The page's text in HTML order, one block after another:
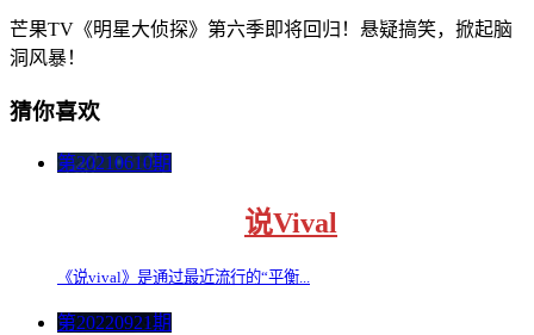
芒果TV《明星大侦探》第六季即将回归！悬疑搞笑，掀起脑
洞风暴！
猜你喜欢
第20210610期
说Vival
《说vival》是通过最近流行的“平衡...
第20220921期